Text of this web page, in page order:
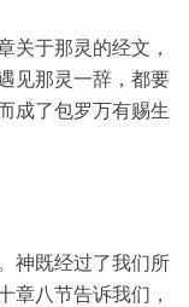
关于那灵的经文，
见那灵一辞，都要
成了包罗万有赐生
神既经过了我们所
章八节告诉我们，